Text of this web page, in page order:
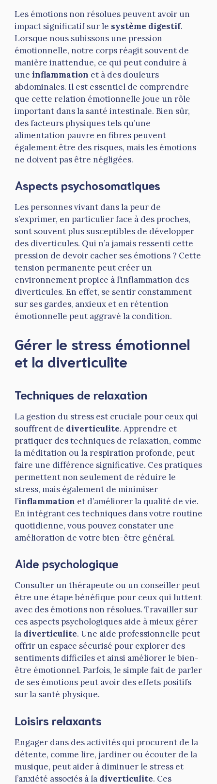
Les émotions non résolues peuvent avoir un
impact significatif sur le système digestif.
Lorsque nous subissons une pression
émotionnelle, notre corps réagit souvent de
manière inattendue, ce qui peut conduire à
une inflammation et à des douleurs
abdominales. Il est essentiel de comprendre
que cette relation émotionnelle joue un rôle
important dans la santé intestinale. Bien sûr,
des facteurs physiques tels qu’une
alimentation pauvre en fibres peuvent
également être des risques, mais les émotions
ne doivent pas être négligées.
Aspects psychosomatiques
Les personnes vivant dans la peur de
s’exprimer, en particulier face à des proches,
sont souvent plus susceptibles de développer
des diverticules. Qui n’a jamais ressenti cette
pression de devoir cacher ses émotions ? Cette
tension permanente peut créer un
environnement propice à l’inflammation des
diverticules. En effet, se sentir constamment
sur ses gardes, anxieux et en rétention
émotionnelle peut aggravé la condition.
Gérer le stress émotionnel
et la diverticulite
Techniques de relaxation
La gestion du stress est cruciale pour ceux qui
souffrent de diverticulite. Apprendre et
pratiquer des techniques de relaxation, comme
la méditation ou la respiration profonde, peut
faire une différence significative. Ces pratiques
permettent non seulement de réduire le
stress, mais également de minimiser
l’inflammation et d’améliorer la qualité de vie.
En intégrant ces techniques dans votre routine
quotidienne, vous pouvez constater une
amélioration de votre bien-être général.
Aide psychologique
Consulter un thérapeute ou un conseiller peut
être une étape bénéfique pour ceux qui luttent
avec des émotions non résolues. Travailler sur
ces aspects psychologiques aide à mieux gérer
la diverticulite. Une aide professionnelle peut
offrir un espace sécurisé pour explorer des
sentiments difficiles et ainsi améliorer le bien-
être émotionnel. Parfois, le simple fait de parler
de ses émotions peut avoir des effets positifs
sur la santé physique.
Loisirs relaxants
Engager dans des activités qui procurent de la
détente, comme lire, jardiner ou écouter de la
musique, peut aider à diminuer le stress et
l’anxiété associés à la diverticulite. Ces